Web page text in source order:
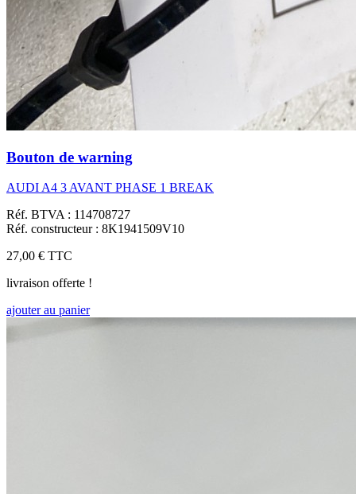
Bouton de warning
AUDI A4 3 AVANT PHASE 1 BREAK
Réf. BTVA : 114708727
Réf. constructeur : 8K1941509V10
27,00 € TTC
livraison offerte !
ajouter au panier